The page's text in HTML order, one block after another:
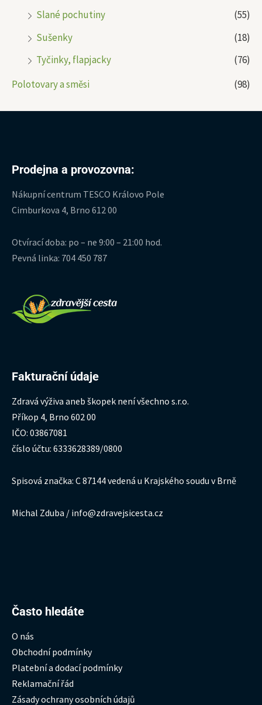
Slané pochutiny
(55)
Sušenky
(18)
Tyčinky, flapjacky
(76)
Polotovary a směsi
(98)
Prodejna a provozovna:
Nákupní centrum TESCO Královo Pole
Cimburkova 4, Brno 612 00
Otvírací doba: po – ne 9:00 – 21:00 hod.
Pevná linka: 704 450 787
Fakturační údaje
Zdravá výživa aneb škopek není všechno s.r.o.
Příkop 4, Brno 602 00
IČO: 03867081
číslo účtu: 6333628389/0800
Spisová značka: C 87144 vedená u Krajského soudu v Brně
Michal Zduba / info@zdravejsicesta.cz
Často hledáte
O nás
Obchodní podmínky
Platební a dodací podmínky
Reklamační řád
Zásady ochrany osobních údajů
Hledat: